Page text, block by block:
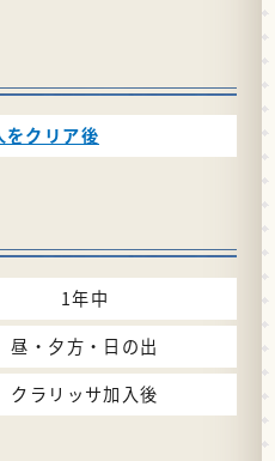
をクリア後
1年中
昼・夕方・日の出
クラリッサ加入後